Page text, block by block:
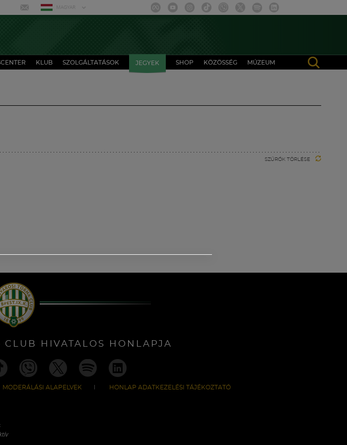
MAGYAR
KLUB SZOLGÁLTATÁSOK JEGYEK SHOP KÖZÖSSÉG MÚZEUM
SZŰRŐK TÖRLÉSE
CLUB HIVATALOS HONLAPJA
MODERÁLÁSI ALAPELVEK HONLAP ADATKEZELÉSI TÁJÉKOZTATÓ